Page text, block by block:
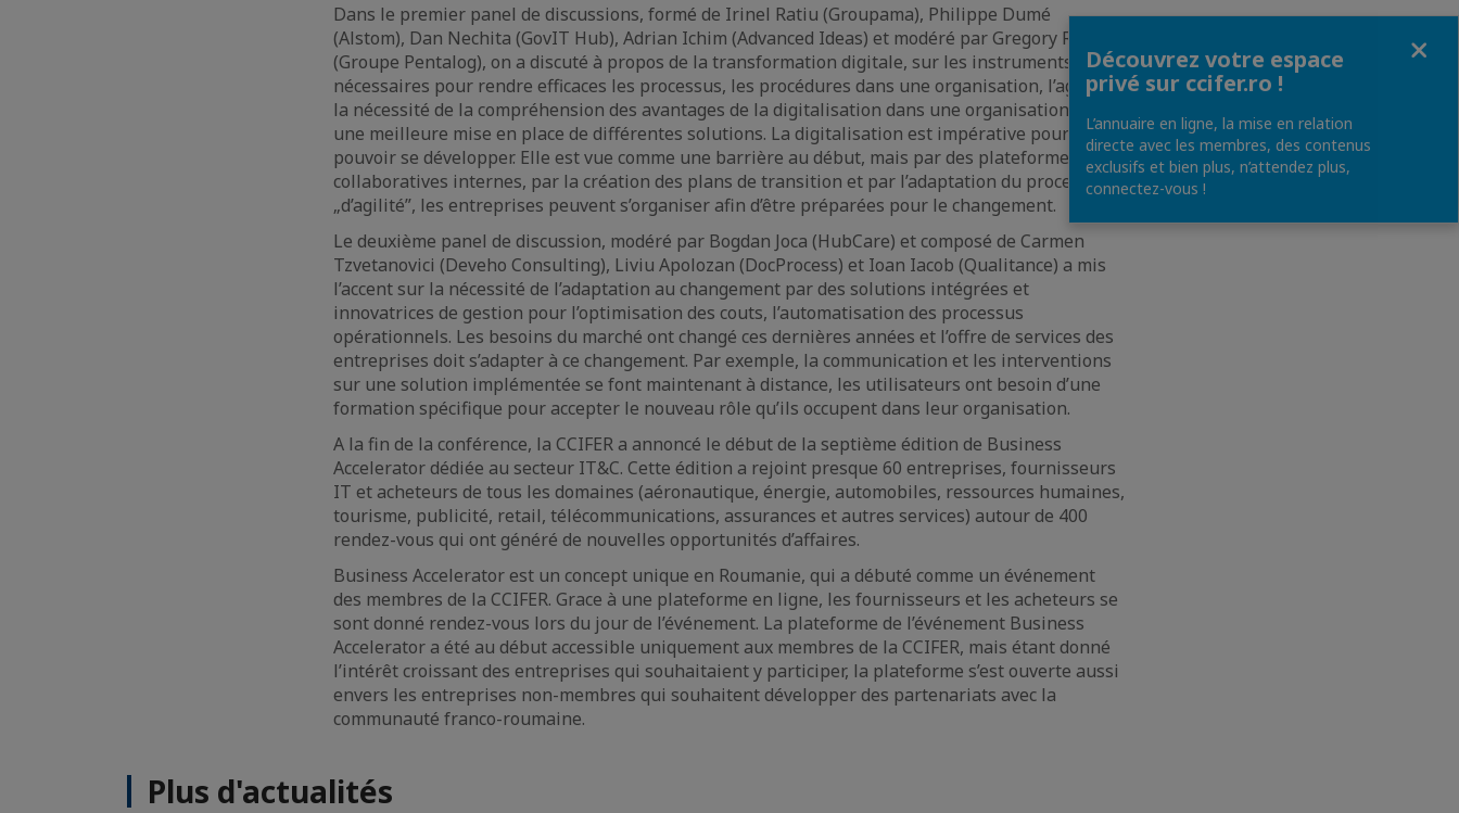
Dans le premier panel de discussions, formé de Irinel Ratiu (Groupama), Philippe Dumé
(Alstom), Dan Nechita (GovIT Hub), Adrian Ichim (Advanced Ideas) et modéré par Gregory Rondin
(Groupe Pentalog), on a discuté à propos de la transformation digitale, sur les instruments
nécessaires pour rendre efficaces les processus, les procédures dans une organisation, l’agilité,
la nécessité de la compréhension des avantages de la digitalisation dans une organisation pour
une meilleure mise en place de différentes solutions. La digitalisation est impérative pour
pouvoir se développer. Elle est vue comme une barrière au début, mais par des plateformes
collaboratives internes, par la création des plans de transition et par l’adaptation du processus
„d’agilité”, les entreprises peuvent s’organiser afin d’être préparées pour le changement.
Le deuxième panel de discussion, modéré par Bogdan Joca (HubCare) et composé de Carmen
Tzvetanovici (Deveho Consulting), Liviu Apolozan (DocProcess) et Ioan Iacob (Qualitance) a mis
l’accent sur la nécessité de l’adaptation au changement par des solutions intégrées et
innovatrices de gestion pour l’optimisation des couts, l’automatisation des processus
opérationnels. Les besoins du marché ont changé ces dernières années et l’offre de services des
entreprises doit s’adapter à ce changement. Par exemple, la communication et les interventions
sur une solution implémentée se font maintenant à distance, les utilisateurs ont besoin d’une
formation spécifique pour accepter le nouveau rôle qu’ils occupent dans leur organisation.
A la fin de la conférence, la CCIFER a annoncé le début de la septième édition de Business
Accelerator dédiée au secteur IT&C. Cette édition a rejoint presque 60 entreprises, fournisseurs
IT et acheteurs de tous les domaines (aéronautique, énergie, automobiles, ressources humaines,
tourisme, publicité, retail, télécommunications, assurances et autres services) autour de 400
rendez-vous qui ont généré de nouvelles opportunités d’affaires.
Business Accelerator est un concept unique en Roumanie, qui a débuté comme un événement
des membres de la CCIFER. Grace à une plateforme en ligne, les fournisseurs et les acheteurs se
sont donné rendez-vous lors du jour de l’événement. La plateforme de l’événement Business
Accelerator a été au début accessible uniquement aux membres de la CCIFER, mais étant donné
l’intérêt croissant des entreprises qui souhaitaient y participer, la plateforme s’est ouverte aussi
envers les entreprises non-membres qui souhaitent développer des partenariats avec la
communauté franco-roumaine.
Plus d'actualités
Découvrez votre espace
privé sur ccifer.ro !
L’annuaire en ligne, la mise en relation
directe avec les membres, des contenus
exclusifs et bien plus, n’attendez plus,
connectez-vous !